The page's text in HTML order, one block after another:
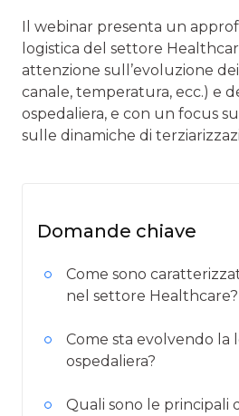
Il webinar presenta un
logistica del settore
attenzione sull’evoluzione
canale, temperatura, ecc.) e
ospedaliera, e con un focus
sulle dinamiche di
Domande chiave
Come sono
nel settore Healthcare?
Come sta evolvendo la
ospedaliera?
Quali sono le principali